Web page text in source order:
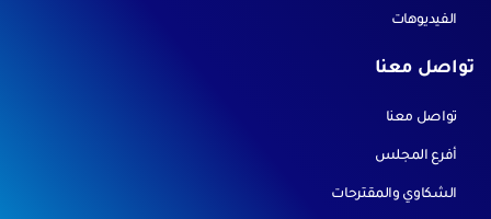
الفيديوهات
تواصل معنا
تواصل معنا
أفرع المجلس
الشكاوي والمقترحات